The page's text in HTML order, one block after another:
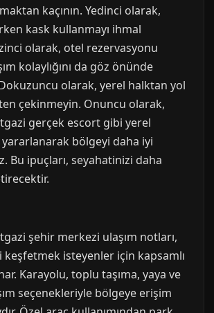
kaçının. Yedinci olarak,
kask kullanmayı ihmal
olarak, otel rezervasyonu
kolaylığını da göz önünde
olarak, yerel halktan yol
çekinmeyin. Onuncu olarak,
gerçek escort gibi yerel
bölgeyi daha iyi
Bu ipuçları, seyahatinizi daha
şehir merkezi ulaşım notları,
isteyenler için kapsamlı
Karayolu, toplu taşıma, yaya ve
seçenekleriyle bölgeye erişim